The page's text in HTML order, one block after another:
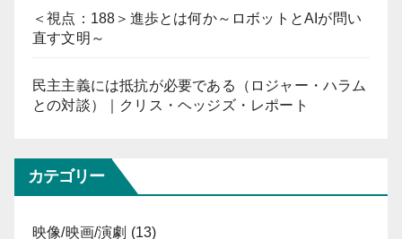
＜視点：188＞進歩とは何か～ロボットとAIが問い
直す文明～
民主主義には抵抗が必要である（ロジャー・ハラム
との対談）｜クリス・ヘッジズ・レポート
カテゴリー
映像/映画/演劇 (13)